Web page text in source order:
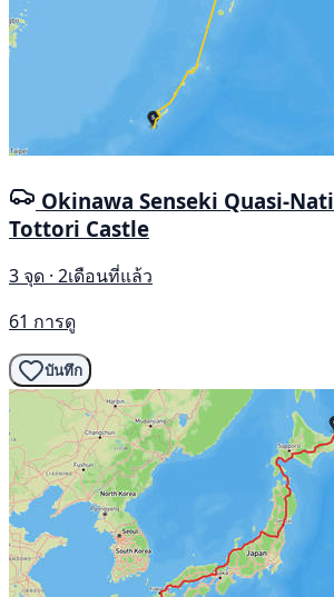
Okinawa Senseki Quasi-
Tottori Castle
3 จุด · 2เดือนที่แล้ว
61 การดู
บันทึก